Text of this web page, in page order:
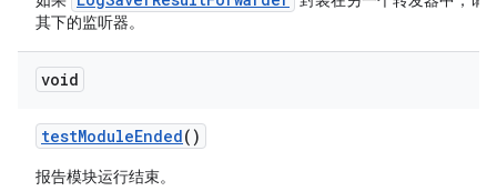
其下的监听器。
void
testModuleEnded()
报告模块运行结束。